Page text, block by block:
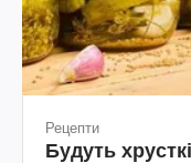
Рецепти
Будуть